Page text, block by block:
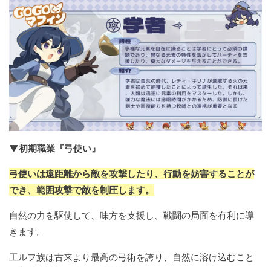
▼初期職業『弓使い』
弓使いは遠距離から敵を攻撃したり、行動を妨害することが
でき、範囲攻撃で敵を制圧します。
自然の力を駆使して、味方を支援し、戦闘の局面を有利に導
きます。
工ルフ族は古来より最高の弓術を誇り、自然に溶け込むこと